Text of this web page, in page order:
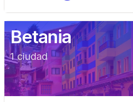
Betania
1ciudad